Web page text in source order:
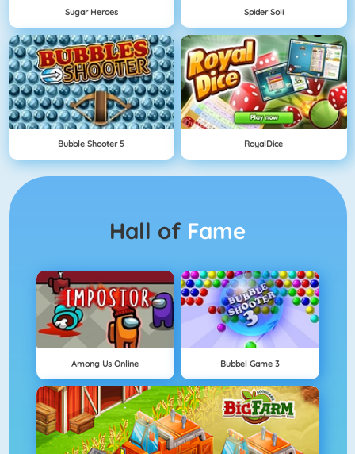
Sugar Heroes Spider Soli
Bubble Shooter 5 RoyalDice
Hall of Fame
Among Us Online Bubbel Game 3